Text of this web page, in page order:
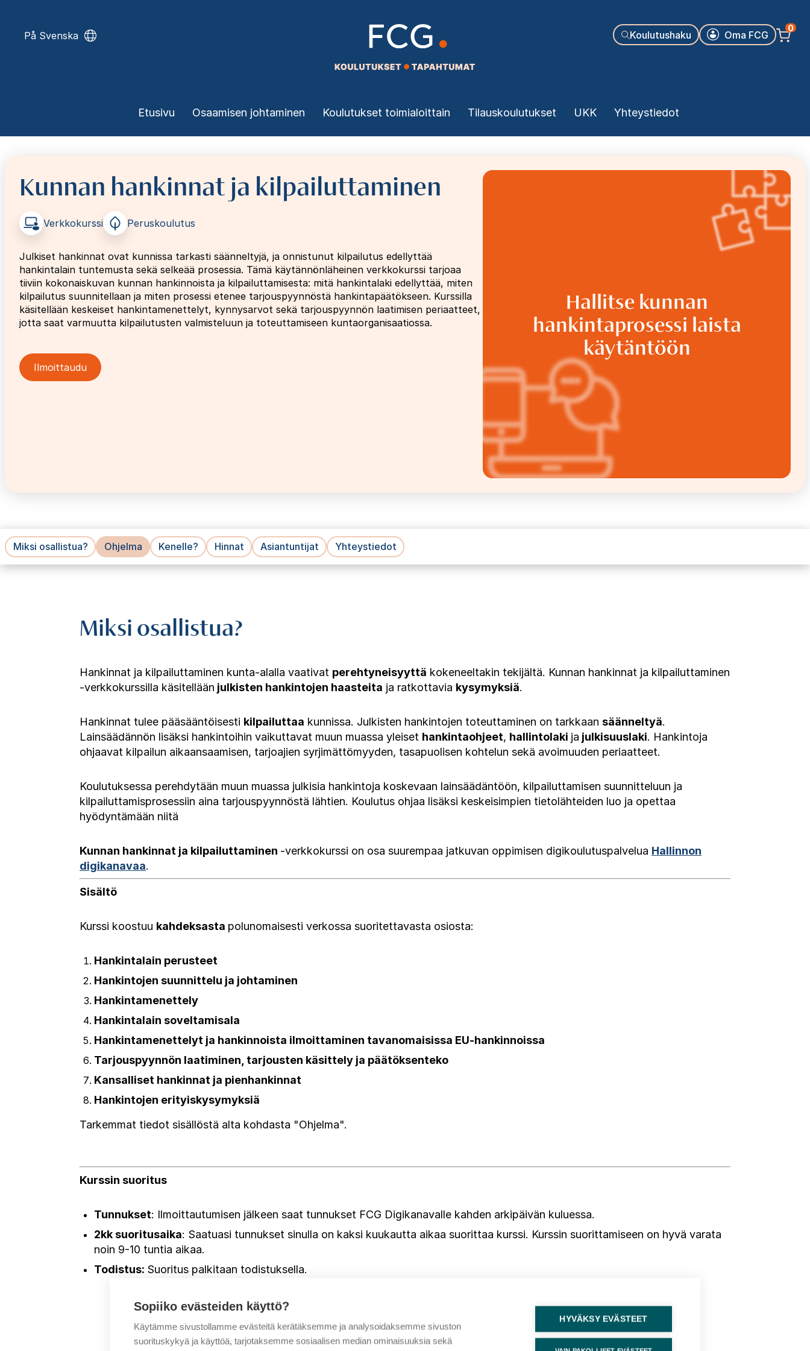
På Svenska
Koulutushaku Oma FCG
0
Etusivu Osaamisen johtaminen Koulutukset toimialoittain Tilauskoulutukset UKK Yhteystiedot
Kunnan hankinnat ja kilpailuttaminen
Verkkokurssi Peruskoulutus
Julkiset hankinnat ovat kunnissa tarkasti säänneltyjä, ja onnistunut kilpailutus edellyttää
hankintalain tuntemusta sekä selkeää prosessia. Tämä käytännönläheinen verkkokurssi tarjoaa
tiiviin kokonaiskuvan kunnan hankinnoista ja kilpailuttamisesta: mitä hankintalaki edellyttää, miten
kilpailutus suunnitellaan ja miten prosessi etenee tarjouspyynnöstä hankintapäätökseen. Kurssilla
käsitellään keskeiset hankintamenettelyt, kynnysarvot sekä tarjouspyynnön laatimisen periaatteet,
jotta saat varmuutta kilpailutusten valmisteluun ja toteuttamiseen kuntaorganisaatiossa.
Ilmoittaudu
Image
Hallitse kunnan
hankintaprosessi laista
käytäntöön
Miksi osallistua? Ohjelma Kenelle? Hinnat Asiantuntijat Yhteystiedot
Miksi osallistua?
Hankinnat ja kilpailuttaminen kunta-alalla vaativat perehtyneisyyttä kokeneeltakin tekijältä. Kunnan hankinnat ja kilpailuttaminen
-verkkokurssilla käsitellään julkisten hankintojen haasteita ja ratkottavia kysymyksiä.
Hankinnat tulee pääsääntöisesti kilpailuttaa kunnissa. Julkisten hankintojen toteuttaminen on tarkkaan säänneltyä.
Lainsäädännön lisäksi hankintoihin vaikuttavat muun muassa yleiset hankintaohjeet, hallintolaki ja julkisuuslaki. Hankintoja
ohjaavat kilpailun aikaansaamisen, tarjoajien syrjimättömyyden, tasapuolisen kohtelun sekä avoimuuden periaatteet.
Koulutuksessa perehdytään muun muassa julkisia hankintoja koskevaan lainsäädäntöön, kilpailuttamisen suunnitteluun ja
kilpailuttamisprosessiin aina tarjouspyynnöstä lähtien. Koulutus ohjaa lisäksi keskeisimpien tietolähteiden luo ja opettaa
hyödyntämään niitä
Kunnan hankinnat ja kilpailuttaminen -verkkokurssi on osa suurempaa jatkuvan oppimisen digikoulutuspalvelua Hallinnon
digikanavaa.
Sisältö
Kurssi koostuu kahdeksasta polunomaisesti verkossa suoritettavasta osiosta:
Hankintalain perusteet
Hankintojen suunnittelu ja johtaminen
Hankintamenettely
Hankintalain soveltamisala
Hankintamenettelyt ja hankinnoista ilmoittaminen tavanomaisissa EU-hankinnoissa
Tarjouspyynnön laatiminen, tarjousten käsittely ja päätöksenteko
Kansalliset hankinnat ja pienhankinnat
Hankintojen erityiskysymyksiä
Tarkemmat tiedot sisällöstä alta kohdasta "Ohjelma".
Kurssin suoritus
Tunnukset: Ilmoittautumisen jälkeen saat tunnukset FCG Digikanavalle kahden arkipäivän kuluessa.
2kk suoritusaika: Saatuasi tunnukset sinulla on kaksi kuukautta aikaa suorittaa kurssi. Kurssin suorittamiseen on hyvä varata
noin 9-10 tuntia aikaa.
Todistus: Suoritus palkitaan todistuksella.
Sopiiko evästeiden käyttö?
Käytämme sivustollamme evästeitä kerätäksemme ja analysoidaksemme sivuston
suorituskykyä ja käyttöä, tarjotaksemme sosiaalisen median ominaisuuksia sekä
HYVÄKSY EVÄSTEET